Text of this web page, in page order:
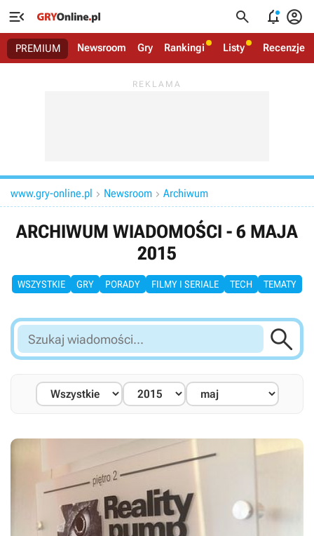
   
PREMIUM Newsroom Gry Rankingi Listy Recenzje
www.gry-online.pl  Newsroom  Archiwum
ARCHIWUM WIADOMOŚCI - 6 MAJA
2015
WSZYSTKIE GRY PORADY FILMY I SERIALE TECH TEMATY
Szukaj
wiadomości...
